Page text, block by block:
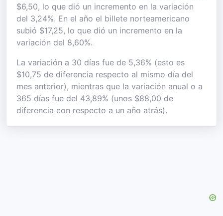
$6,50, lo que dió un incremento en la variación
del 3,24%. En el año el billete norteamericano
subió $17,25, lo que dió un incremento en la
variación del 8,60%.
La variación a 30 días fue de 5,36% (esto es
$10,75 de diferencia respecto al mismo día del
mes anterior), mientras que la variación anual o a
365 días fue del 43,89% (unos $88,00 de
diferencia con respecto a un año atrás).